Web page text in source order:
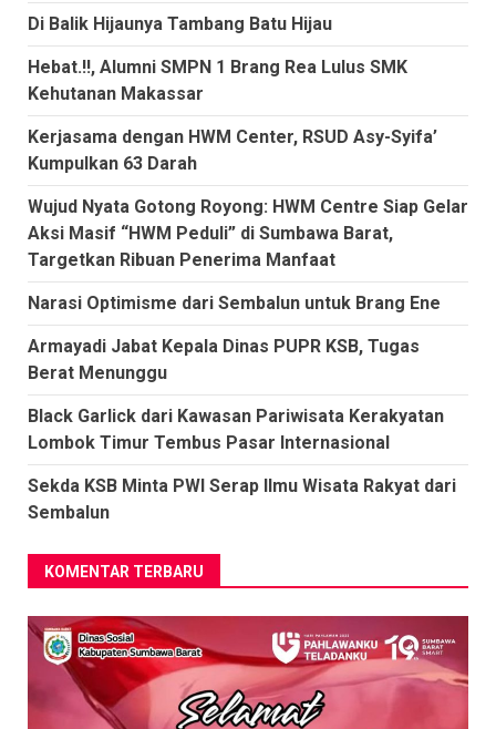
Di Balik Hijaunya Tambang Batu Hijau
Hebat.!!, Alumni SMPN 1 Brang Rea Lulus SMK
Kehutanan Makassar
Kerjasama dengan HWM Center, RSUD Asy-Syifa’
Kumpulkan 63 Darah
Wujud Nyata Gotong Royong: HWM Centre Siap Gelar
Aksi Masif “HWM Peduli” di Sumbawa Barat,
Targetkan Ribuan Penerima Manfaat
Narasi Optimisme dari Sembalun untuk Brang Ene
Armayadi Jabat Kepala Dinas PUPR KSB, Tugas
Berat Menunggu
Black Garlick dari Kawasan Pariwisata Kerakyatan
Lombok Timur Tembus Pasar Internasional
Sekda KSB Minta PWI Serap Ilmu Wisata Rakyat dari
Sembalun
KOMENTAR TERBARU